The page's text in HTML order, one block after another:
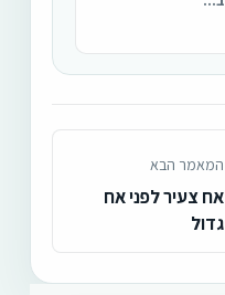
המאמר הבא
אח צעיר לפני אח
גדול